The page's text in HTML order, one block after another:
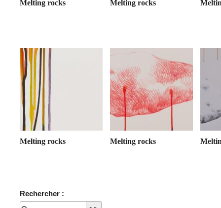
Melting rocks Melting rocks
Melting rocks Melting rocks
Rechercher :